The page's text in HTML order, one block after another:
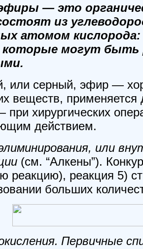
— это
из
атомом
которые могут быть
или серный, эфир —
веществ, применяется
хирургических
действием.
или
(см. “Алкены”).
реакцию), реакция 5)
больших
Первичные